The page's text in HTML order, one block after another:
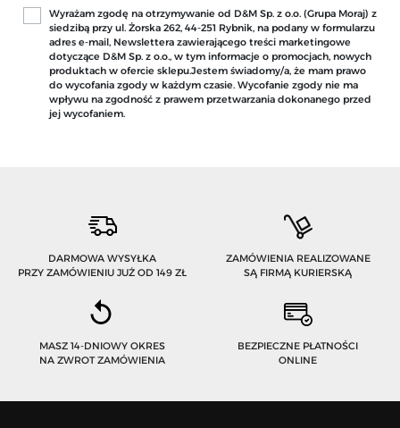
Wyrażam zgodę na otrzymywanie od D&M Sp. z o.o. (Grupa Moraj) z
siedzibą przy ul. Żorska 262, 44-251 Rybnik, na podany w formularzu
adres e-mail, Newslettera zawierającego treści marketingowe
dotyczące D&M Sp. z o.o., w tym informacje o promocjach, nowych
produktach w ofercie sklepu.Jestem świadomy/a, że mam prawo
do wycofania zgody w każdym czasie. Wycofanie zgody nie ma
wpływu na zgodność z prawem przetwarzania dokonanego przed
jej wycofaniem.
DARMOWA WYSYŁKA
PRZY ZAMÓWIENIU JUŻ OD 149 ZŁ
ZAMÓWIENIA REALIZOWANE
SĄ FIRMĄ KURIERSKĄ
MASZ 14-DNIOWY OKRES
NA ZWROT ZAMÓWIENIA
BEZPIECZNE PŁATNOŚCI
ONLINE